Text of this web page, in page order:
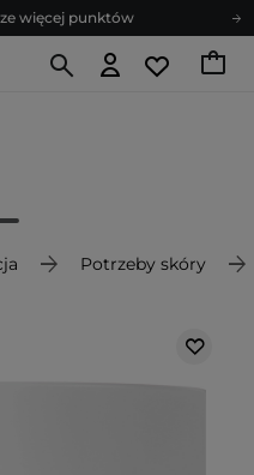
więcej punktów
pełen porad
więcej punktów
Potrzeby skóry